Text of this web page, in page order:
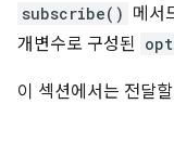
subscribe() 메서
개변수로 구성된
이 섹션에서는 전달